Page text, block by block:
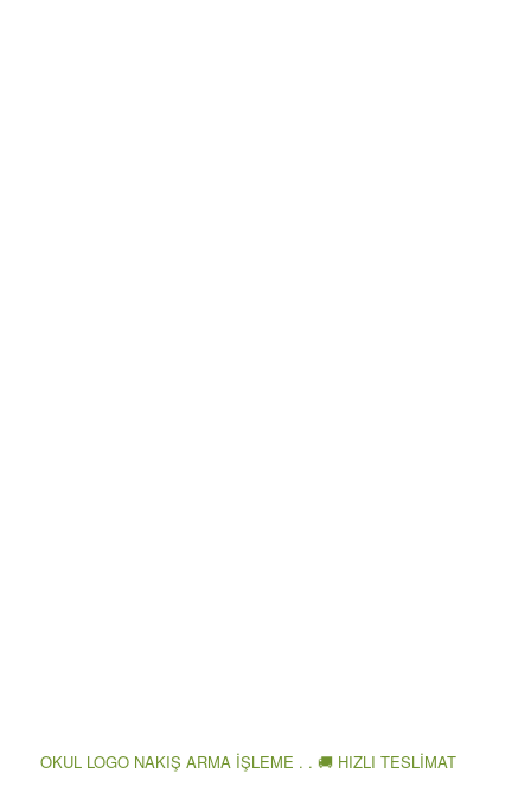
OKUL LOGO NAKIŞ ARMA İŞLEME . . 🚚 HIZLI TESLİMAT